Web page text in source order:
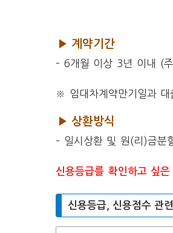
▶ 계약기간
– 6개월 이상 3년 이내 (
※ 임대차계약만기일과 대
▶ 상환방식
– 일시상환 및 원(리)금분
신용등급를 확인하고 싶
신용등급, 신용점수 관